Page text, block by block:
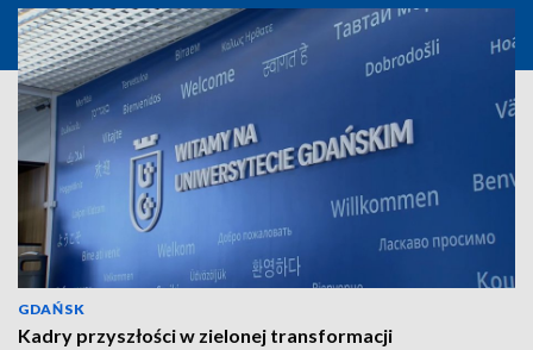
GDAŃSK
Kadry przyszłości w zielonej transformacji